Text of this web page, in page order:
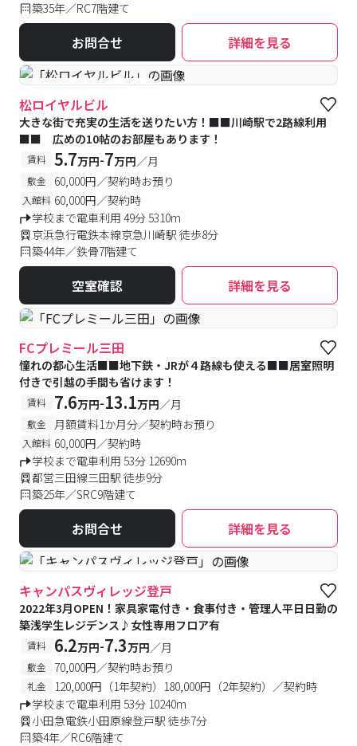
築35年／RC7階建て
お問合せ 詳細を見る
#予約受付中 #空室待ち
松ロイヤルビル
大きな街で充実の生活を送りたい方！■■川崎駅で2路線利用
■■ 広めの10帖のお部屋もあります！
賃料 5.7万円-7万円／月
敷金 60,000円／契約時お預り
入館料 60,000円／契約時
学校まで電車利用 49分 5310m
京浜急行電鉄本線京急川崎駅 徒歩8分
築44年／鉄骨7階建て
空室確認 詳細を見る
FCプレミール三田
憧れの都心生活■■地下鉄・JRが４路線も使える■■居室照明
付きで引越の手間も省けます！
賃料 7.6万円-13.1万円／月
敷金 月額賃料1か月分／契約時お預り
入館料 60,000円／契約時
学校まで電車利用 53分 12690m
都営三田線三田駅 徒歩9分
築25年／SRC9階建て
お問合せ 詳細を見る
#食事付き #女性専用フロアあり
キャンパスヴィレッジ登戸
2022年3月OPEN！家具家電付き・食事付き・管理人平日日勤の
築浅学生レジデンス♪女性専用フロア有
賃料 6.2万円-7.3万円／月
敷金 70,000円／契約時お預り
礼金
120,000円（1年契約）180,000円（2年契約）／契約時
学校まで電車利用 53分 10240m
小田急電鉄小田原線登戸駅 徒歩7分
築4年／RC6階建て